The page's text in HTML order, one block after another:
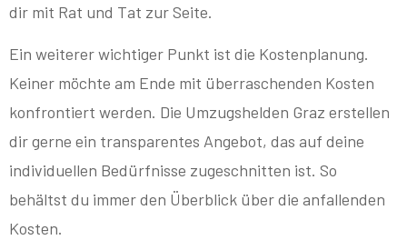
dir mit Rat und Tat zur Seite.
Ein weiterer wichtiger Punkt ist die Kostenplanung.
Keiner möchte am Ende mit überraschenden Kosten
konfrontiert werden. Die Umzugshelden Graz erstellen
dir gerne ein transparentes Angebot, das auf deine
individuellen Bedürfnisse zugeschnitten ist. So
behältst du immer den Überblick über die anfallenden
Kosten.